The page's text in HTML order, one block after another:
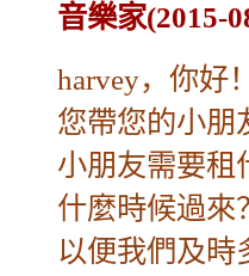
音樂家(2015-
harvey，你好
您帶您的小朋
小朋友需要租
什麼時候過來
以便我們及時